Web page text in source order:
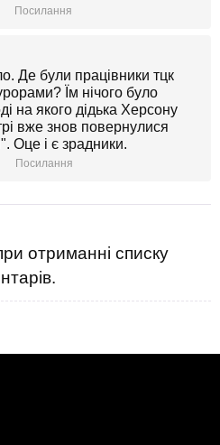
Посилання
Де були працівники тцк
Їм нічого було
на якого дідька Херсону
вже знов повернулися
Оце і є зрадники.
Посилання
отриманні списку